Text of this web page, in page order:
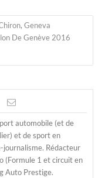
, Geneva
De Genève 2016
automobile (et de
et de sport en
journalisme. Rédacteur
(Formule 1 et circuit en
Auto Prestige.